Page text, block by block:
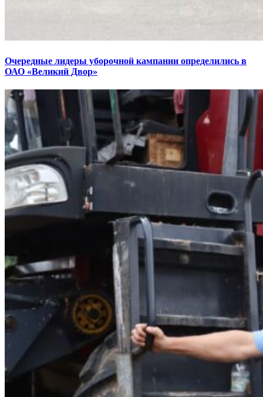
Очередные лидеры уборочной кампании определились в
ОАО «Великий Двор»